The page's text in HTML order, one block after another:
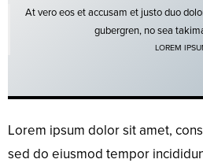
At vero eos et accusam et justo duo
gubergren, no sea
LOREM
Lorem ipsum dolor sit amet,
sed do eiusmod tempor